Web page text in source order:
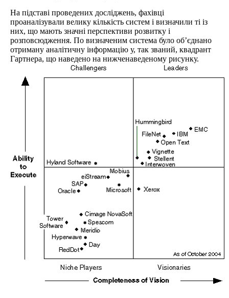
На підставі проведених досліджень, фахівці
проаналізували велику кількість систем і визначили ті із
них, що мають значні перспективи розвитку і
розповсюдження. По визначеним система було об’єднано
отриману аналітичну інформацію у, так званий, квадрант
Гартнера, що наведено на нижченаведеному рисунку.